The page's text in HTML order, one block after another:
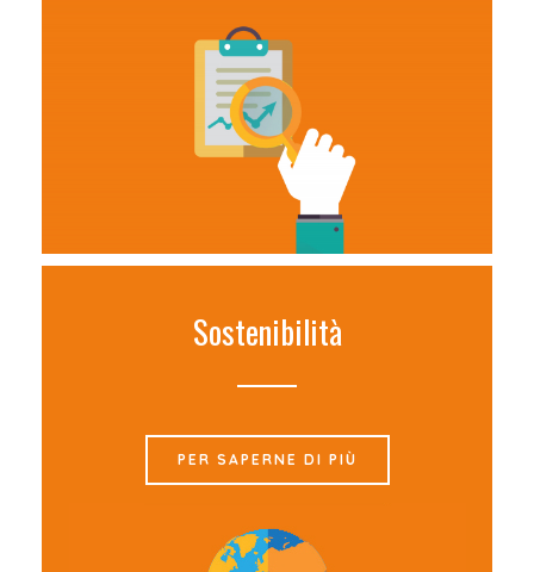
Sostenibilità
PER SAPERNE DI PIÙ